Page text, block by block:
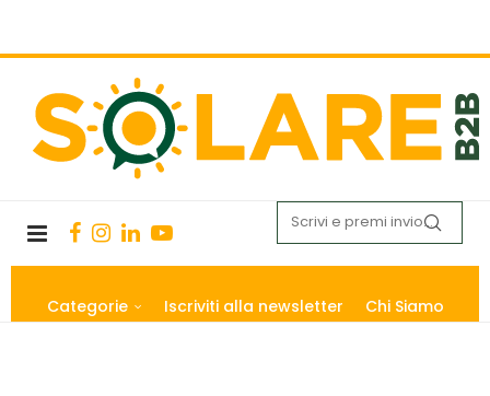
Categorie Iscriviti alla newsletter Chi Siamo